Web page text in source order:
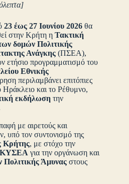
23 έως 27 Ιουνίου 2026 θα
στην Κρήτη ηΤακτική
δομών Πολιτικής
Ανάγκης(ΠΣΕΑ),
ετήσιο προγραμματισμό του
Εθνικής
περιλαμβάνει επιτόπιες
Ηράκλειο και το Ρέθυμνο,
εκδήλωση την
με αιρετούς και
υπό τον συντονισμό της
Κρήτης, με στόχο την
ΚΥΣΕΑ για την οργάνωση και
Πολιτικής Άμυνας στους